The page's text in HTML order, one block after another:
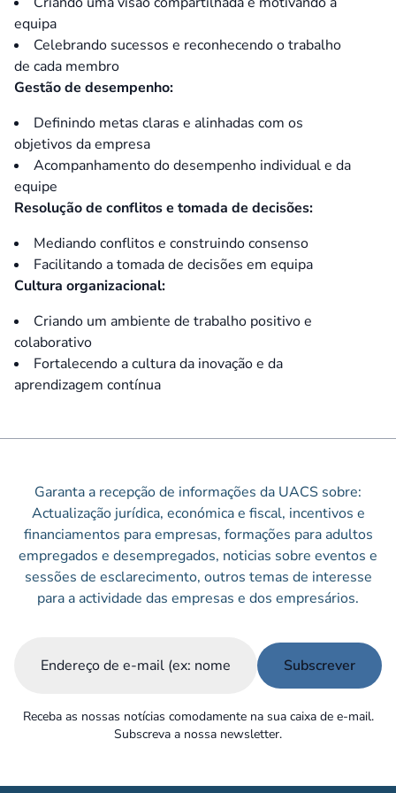
equipa
Celebrando sucessos e reconhecendo o trabalho
de cada membro
Gestão de desempenho:
Definindo metas claras e alinhadas com os
objetivos da empresa
Acompanhamento do desempenho individual e da
equipe
Resolução de conflitos e tomada de decisões:
Mediando conflitos e construindo consenso
Facilitando a tomada de decisões em equipa
Cultura organizacional:
Criando um ambiente de trabalho positivo e
colaborativo
Fortalecendo a cultura da inovação e da
aprendizagem contínua
Garanta a recepção de informações da UACS sobre:
Actualização jurídica, económica e fiscal, incentivos e
financiamentos para empresas, formações para adultos
empregados e desempregados, noticias sobre eventos e
sessões de esclarecimento, outros temas de interesse
para a actividade das empresas e dos empresários.
Receba as nossas notícias comodamente na sua caixa de e-mail.
Subscreva a nossa newsletter.